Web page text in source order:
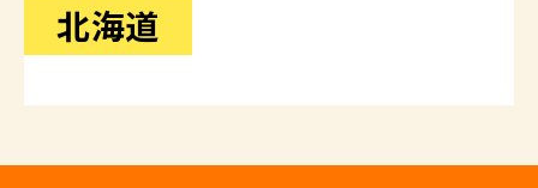
北海道